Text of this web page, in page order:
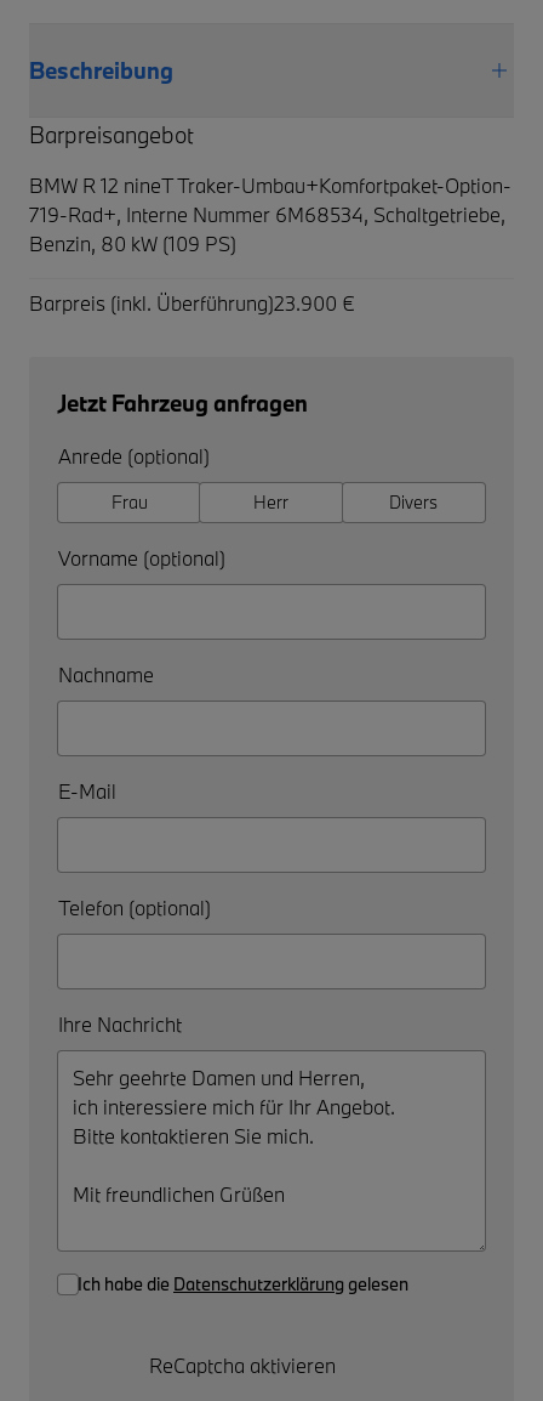
Beschreibung
Barpreisangebot
BMW R 12 nineT Traker-Umbau+Komfortpaket-Option-
719-Rad+, Interne Nummer 6M68534, Schaltgetriebe,
Benzin, 80 kW (109 PS)
Barpreis (inkl. Überführung)23.900 €
Jetzt Fahrzeug anfragen
Anrede (optional)
Frau Herr Divers
Vorname (optional)
Nachname
E-Mail
Telefon (optional)
Ihre Nachricht
Ich habe die Datenschutzerklärung gelesen
ReCaptcha aktivieren